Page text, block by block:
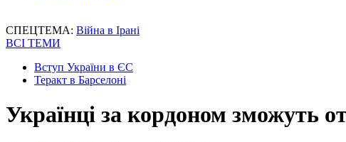
СПЕЦТЕМА: Війна в Ірані
ВСІ ТЕМИ
Вступ України в ЄС
Теракт в Барселоні
Українці за кордоном зможуть